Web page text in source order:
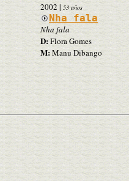
2002 | 53 años
Nha fala
Nha fala
D:Flora Gomes
M:Manu Dibango